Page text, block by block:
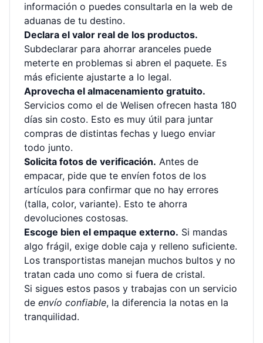
información o puedes consultarla en la web de
aduanas de tu destino.
Declara el valor real de los productos.
Subdeclarar para ahorrar aranceles puede
meterte en problemas si abren el paquete. Es
más eficiente ajustarte a lo legal.
Aprovecha el almacenamiento gratuito.
Servicios como el de Welisen ofrecen hasta 180
días sin costo. Esto es muy útil para juntar
compras de distintas fechas y luego enviar
todo junto.
Solicita fotos de verificación. Antes de
empacar, pide que te envíen fotos de los
artículos para confirmar que no hay errores
(talla, color, variante). Esto te ahorra
devoluciones costosas.
Escoge bien el empaque externo. Si mandas
algo frágil, exige doble caja y relleno suficiente.
Los transportistas manejan muchos bultos y no
tratan cada uno como si fuera de cristal.
Si sigues estos pasos y trabajas con un servicio
de envío confiable, la diferencia la notas en la
tranquilidad.